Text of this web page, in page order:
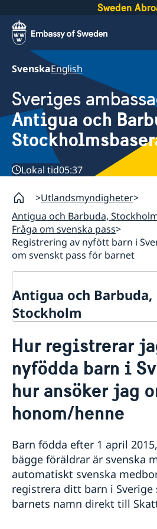
Sweden
SvenskaEnglish
Sveriges
Antigua och
Lokal tid05:37
Utlandsmyndigheter
Antigua och Barbuda,
Fråga om svenska pass
Registrering av nyfött barn i
om svenskt pass för barnet
Antigua och Barbuda,
Stockholm
Om oss
Dataskyddspolicy
Så stöttar vi svenska företag
Vi är en resurs för svenska
Team Sweden
Så kan du få stöd
Anmäl handelshinder
Nyheter
Hur registrerar
nyfödda barn i
hur ansöker jag
honom/henne
Barn födda efter 1 april
bägge föräldrar är svenska
automatiskt svenska
registrera ditt barn i Sverige
barnets namn direkt till